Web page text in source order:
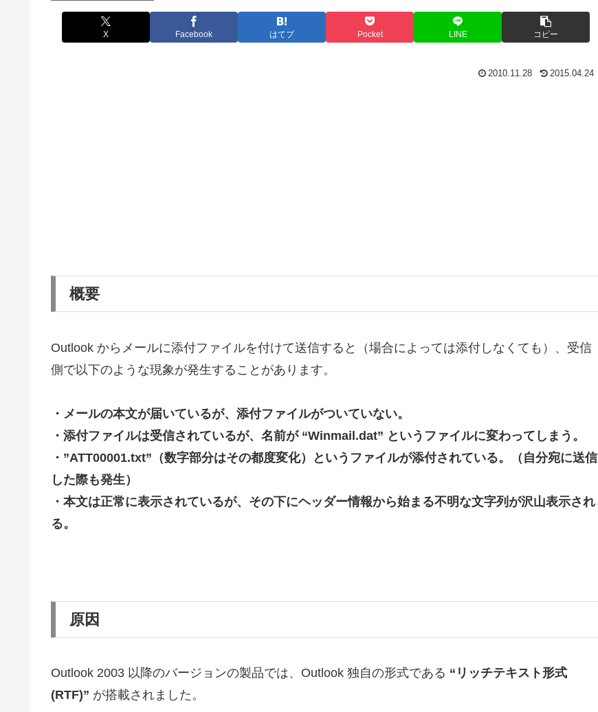
X Facebook はてブ Pocket LINE コピー
2010.11.28 2015.04.24
概要
Outlook からメールに添付ファイルを付けて送信すると（場合によっては添付しなくても）、受信
側で以下のような現象が発生することがあります。
・メールの本文が届いているが、添付ファイルがついていない。
・添付ファイルは受信されているが、名前が “Winmail.dat” というファイルに変わってしまう。
・”ATT00001.txt”（数字部分はその都度変化）というファイルが添付されている。（自分宛に送信
した際も発生）
・本文は正常に表示されているが、その下にヘッダー情報から始まる不明な文字列が沢山表示され
る。
原因
Outlook 2003 以降のバージョンの製品では、Outlook 独自の形式である “リッチテキスト形式
(RTF)” が搭載されました。